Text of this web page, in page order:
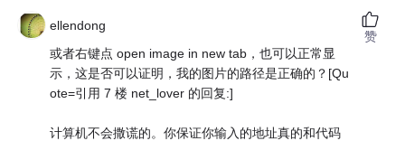
ellendong
或者右键点 open image in new tab，也可以正常显
示，这是否可以证明，我的图片的路径是正确的？[Qu
ote=引用 7 楼 net_lover 的回复:]
计算机不会撒谎的。你保证你输入的地址真的和代码
赞